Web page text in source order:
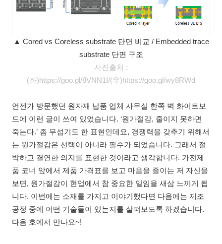
▲ Cored vs Coreless substrate 단면 비교 / Embedded trace
substrate 단면 구조
사진출처 :
(좌)https://goo.gl/8VNN1I/(우)https://goo.gl/wy8RWd
언젠가 방문했던 원자재 납품 업체 사무실 한쪽 벽 화이트보
드에 이런 글이 쓰여 있었습니다. ‘원가절감, 줄이지 못하면
죽는다.’ 좀 무섭기도 한 표현인데요, 경쟁력을 갖추기 위해서
는 원가절감은 선택이 아니라 필수가 되었습니다. 그래서 절
박하고 결연한 의지를 표현한 것이라고 생각합니다. 가전제
품 코너 앞에서 제품 가격표를 보고 마음을 졸이는 저 자신을
보면, 원가절감이 현업에서 참 중요한 일임을 새삼 느끼게 됩
니다. 이번에는 소재를 가지고 이야기했다면 다음에는 제조
공정 중에 어떤 기술들이 있는지를 살펴보도록 하겠습니다.
다음 호에서 만나요~!